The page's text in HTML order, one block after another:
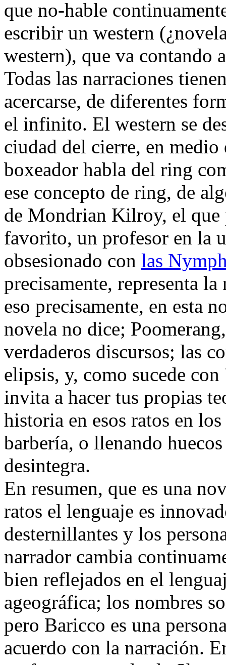
que no-hable
escribir un western
western), que va contando
Todas las narraciones
acercarse, de diferentes
el infinito. El western se
ciudad del cierre, en
boxeador habla del ring
ese concepto de ring, de
de Mondrian Kilroy, el que
favorito, un profesor en la
obsesionado con las
precisamente, representa
eso precisamente, en esta
novela no dice;
verdaderos discursos; las
elipsis, y, como sucede
invita a hacer tus propias
historia en esos ratos en
barbería, o llenando
desintegra.
En resumen, que es una
ratos el lenguaje es
desternillantes y los
narrador cambia
bien reflejados en el
ageográfica; los nombres
pero Baricco es una
acuerdo con la narración.